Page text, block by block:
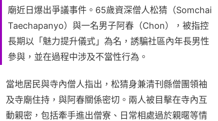
廟近日爆出爭議事件。65歲資深僧人松猜（Somchai
Taechapanyo）與一名男子阿春（Chon），被指控
長期以「魅力提升儀式」為名，誘騙社區內年長男性
參與，並在過程中涉及不當性行為。
當地居民與寺內僧人指出，松猜身兼清刊縣僧團領袖
及寺廟住持，與阿春關係密切。兩人被目擊在寺內互
動親密，包括牽手進出僧寮、日常相處過於親暱等情